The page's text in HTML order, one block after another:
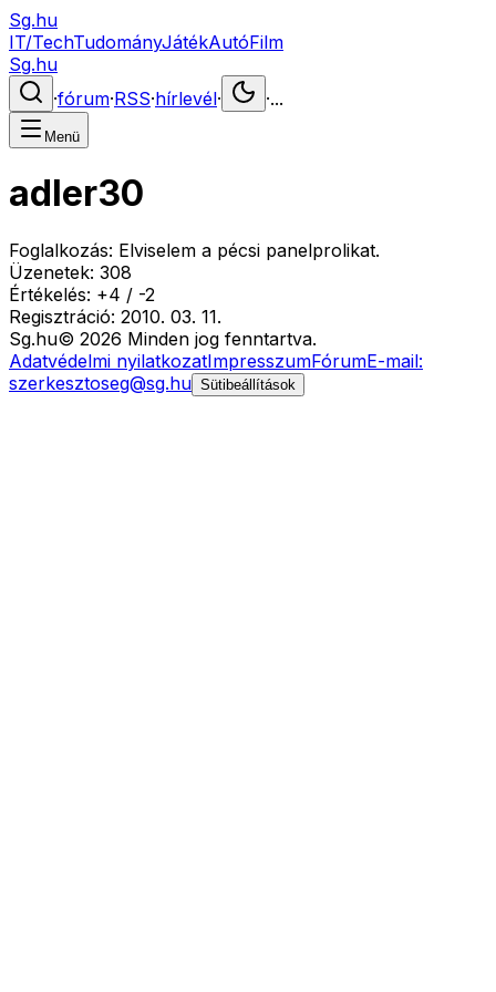
Sg.hu
IT/TechTudományJátékAutóFilm
Sg.hu
·fórum·RSS·hírlevél· ·...
Menü
adler30
Foglalkozás: Elviselem a pécsi panelprolikat.
Üzenetek: 308
Értékelés: +4 / -2
Regisztráció: 2010. 03. 11.
Sg.hu© 2026 Minden jog fenntartva.
Adatvédelmi nyilatkozatImpresszumFórumE-mail:
szerkesztoseg@sg.hu Sütibeállítások